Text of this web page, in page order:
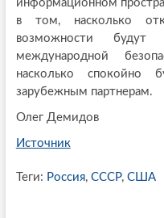
информационном
в том, насколько
возможности будут
международной
насколько
зарубежным партнерам.
Олег Демидов
Источник
Теги: Россия, СССР, США